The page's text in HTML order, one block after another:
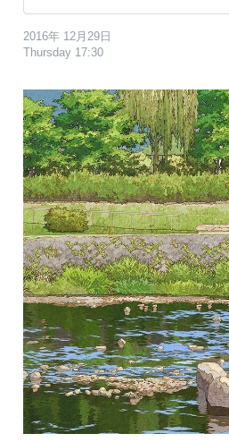
2016年 12月29日
Thursday 17:30